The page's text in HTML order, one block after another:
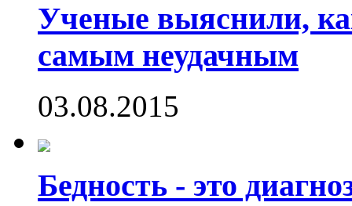
Ученые выяснили,
самым неудачным
03.08.2015
Бедность - это